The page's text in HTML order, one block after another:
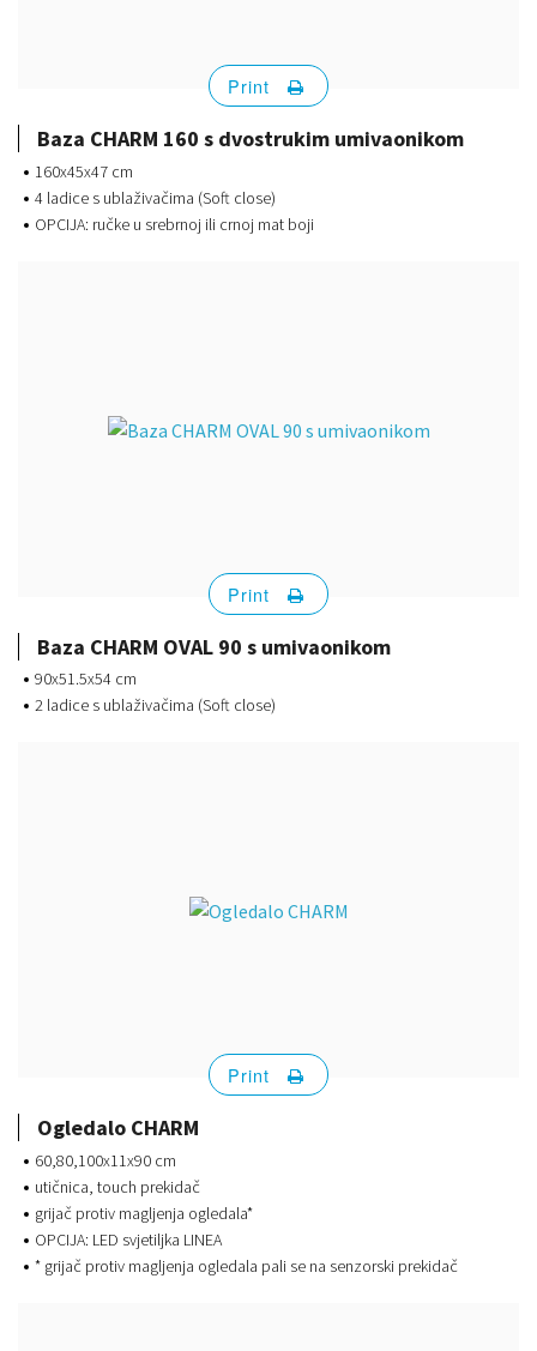
Baza CHARM 160 s dvostrukim umivaonikom
160x45x47 cm
4 ladice s ublaživačima (Soft close)
OPCIJA: ručke u srebrnoj ili crnoj mat boji
Print
Baza CHARM OVAL 90 s umivaonikom
90x51.5x54 cm
2 ladice s ublaživačima (Soft close)
Print
Ogledalo CHARM
60,80,100x11x90 cm
utičnica, touch prekidač
grijač protiv magljenja ogledala*
OPCIJA: LED svjetiljka LINEA
* grijač protiv magljenja ogledala pali se na senzorski prekidač
Print